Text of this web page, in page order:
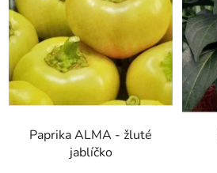
Paprika ALMA - žluté
jablíčko